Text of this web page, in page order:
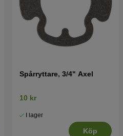
Spårryttare, 3/4" Axel
10 kr
I lager
Köp